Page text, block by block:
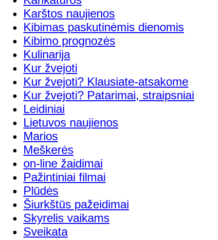
Karštos naujienos
Kibimas paskutinėmis dienomis
Kibimo prognozės
Kulinarija
Kur žvejoti
Kur žvejoti? Klausiate-atsakome
Kur žvejoti? Patarimai, straipsniai
Leidiniai
Lietuvos naujienos
Marios
Meškerės
on-line žaidimai
Pažintiniai filmai
Plūdės
Šiurkštūs pažeidimai
Skyrelis vaikams
Sveikata